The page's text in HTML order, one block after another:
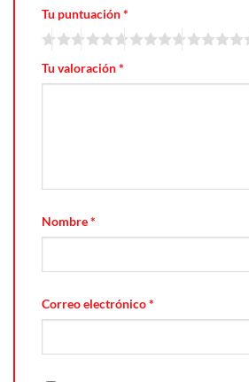
Tu puntuación*
Tu valoración*
Nombre*
Correo electrónico*